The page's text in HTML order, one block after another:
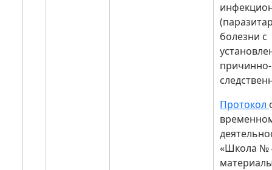
болезни с
причинно-
Протокол
«Школа №